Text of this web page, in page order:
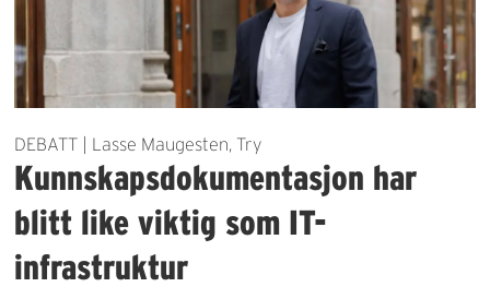
DEBATT | Lasse Maugesten, Try
Kunnskapsdokumentasjon har
blitt like viktig som IT-
infrastruktur